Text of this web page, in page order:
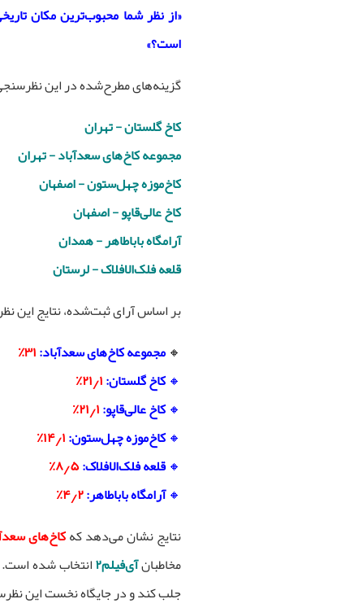
«از نظر شما محبوب‌ترین مکان
است؟»
گزینه‌های مطرح‌شده در این
کاخ گلستان - تهران
مجموعه کاخ‌های سعدآباد - تهران
کاخ‌موزه چهل‌ستون - اصفهان
کاخ عالی‌قاپو - اصفهان
آرامگاه باباطاهر - همدان
قلعه فلک‌الافلاک - لرستان
بر اساس آرای ثبت‌شده، نتایج این
🔸مجموعه کاخ‌های سعدآباد:۳۱٪
🔸کاخ گلستان:
🔸کاخ عالی‌قاپو:۲۱٫۱٪
🔸کاخ‌موزه چهل‌ستون:
🔸قلعه فلک‌الافلاک:
🔸آرامگاه باباطاهر:۴٫۲٪
نتایج نشان می‌دهد کهکاخ‌های
مخاطبانآی‌فیلم۲ انتخاب شده
جلب کند و در جایگاه نخست این